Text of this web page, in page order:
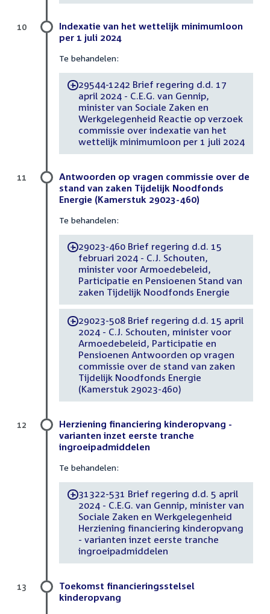
Indexatie van het wettelijk minimumloon
per 1 juli 2024
Te behandelen:
-29544-1242 Brief regering d.d. 17
april 2024 - C.E.G. van Gennip,
minister van Sociale Zaken en
Werkgelegenheid Reactie op verzoek
commissie over indexatie van het
wettelijk minimumloon per 1 juli 2024
10
Antwoorden op vragen commissie over de
stand van zaken Tijdelijk Noodfonds
Energie (Kamerstuk 29023-460)
Te behandelen:
-29023-460 Brief regering d.d. 15
februari 2024 - C.J. Schouten,
minister voor Armoedebeleid,
Participatie en Pensioenen Stand van
zaken Tijdelijk Noodfonds Energie
-29023-508 Brief regering d.d. 15 april
2024 - C.J. Schouten, minister voor
Armoedebeleid, Participatie en
Pensioenen Antwoorden op vragen
commissie over de stand van zaken
Tijdelijk Noodfonds Energie
(Kamerstuk 29023-460)
11
Herziening financiering kinderopvang -
varianten inzet eerste tranche
ingroeipadmiddelen
Te behandelen:
-31322-531 Brief regering d.d. 5 april
2024 - C.E.G. van Gennip, minister van
Sociale Zaken en Werkgelegenheid
Herziening financiering kinderopvang
- varianten inzet eerste tranche
ingroeipadmiddelen
12
Toekomst financieringsstelsel
kinderopvang
13